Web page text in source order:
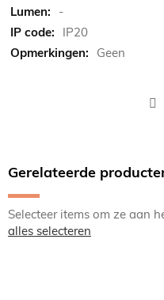
-
IP20
Geen
Gerelateerde
Selecteer items om ze aan
alles selecteren